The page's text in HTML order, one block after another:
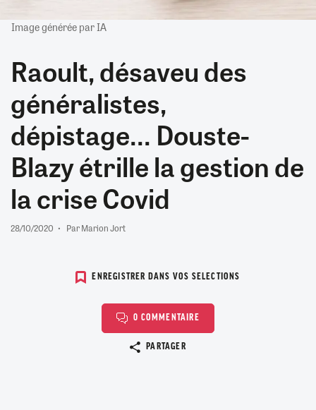
Image générée par IA
Raoult, désaveu des
généralistes,
dépistage... Douste-
Blazy étrille la gestion de
la crise Covid
28/10/2020 Par Marion Jort
ENREGISTRER DANS VOS SELECTIONS
0 COMMENTAIRE
PARTAGER